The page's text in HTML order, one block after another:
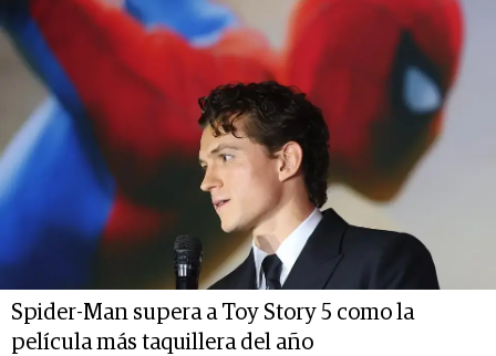
Spider-Man supera a Toy Story 5 como la
película más taquillera del año